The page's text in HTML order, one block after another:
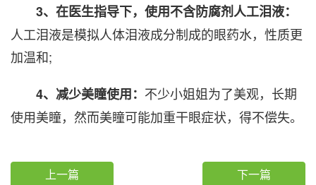
3、在医生指导下，使用不含防腐剂人工泪液：
人工泪液是模拟人体泪液成分制成的眼药水，性质更
加温和;
4、减少美瞳使用： 不少小姐姐为了美观，长期
使用美瞳，然而美瞳可能加重干眼症状，得不偿失。
上一篇 下一篇